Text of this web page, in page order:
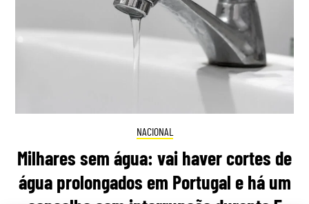
NACIONAL
Milhares sem água: vai haver cortes de
água prolongados em Portugal e há um